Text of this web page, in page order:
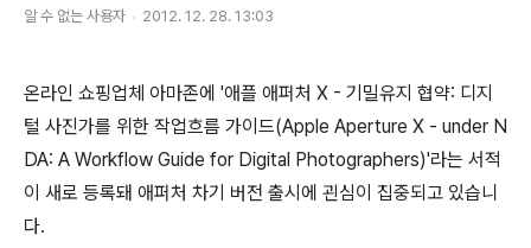
알 수 없는 사용자 2012. 12. 28. 13:03
온라인 쇼핑업체 아마존에 '애플 애퍼처 X - 기밀유지 협약: 디지
털 사진가를 위한 작업흐름 가이드(Apple Aperture X - under N
DA: A Workflow Guide for Digital Photographers)'라는 서적
이 새로 등록돼 애퍼처 차기 버전 출시에 괸심이 집중되고 있습니
다.